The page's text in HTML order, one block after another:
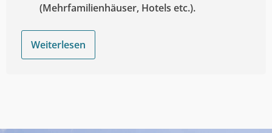
(Mehrfamilienhäuser, Hotels etc.).
Weiterlesen